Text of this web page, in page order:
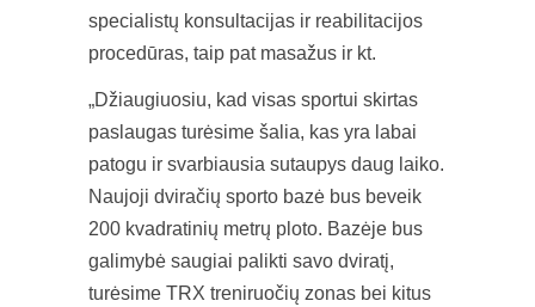
specialistų konsultacijas ir reabilitacijos
procedūras, taip pat masažus ir kt.
„Džiaugiuosiu, kad visas sportui skirtas
paslaugas turėsime šalia, kas yra labai
patogu ir svarbiausia sutaupys daug laiko.
Naujoji dviračių sporto bazė bus beveik
200 kvadratinių metrų ploto. Bazėje bus
galimybė saugiai palikti savo dviratį,
turėsime TRX treniruočių zonas bei kitus